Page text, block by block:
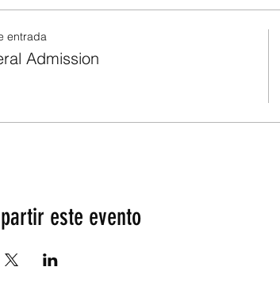
entrada
Admission
este evento